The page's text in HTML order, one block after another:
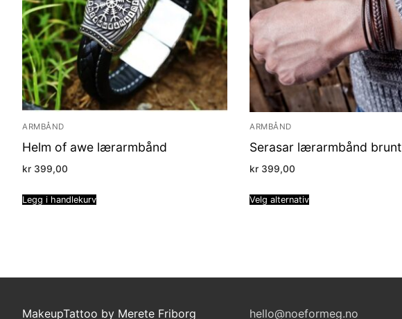
ARMBÅND
Helm of awe lærarmbånd
kr 399,00
Legg i handlekurv
ARMBÅND
Serasar lærarmbånd brunt
kr 399,00
Velg alternativ
MakeupTattoo by Merete Friborg hello@noeformeg.no